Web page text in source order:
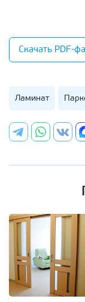
Скачать PDF-
Ламинат